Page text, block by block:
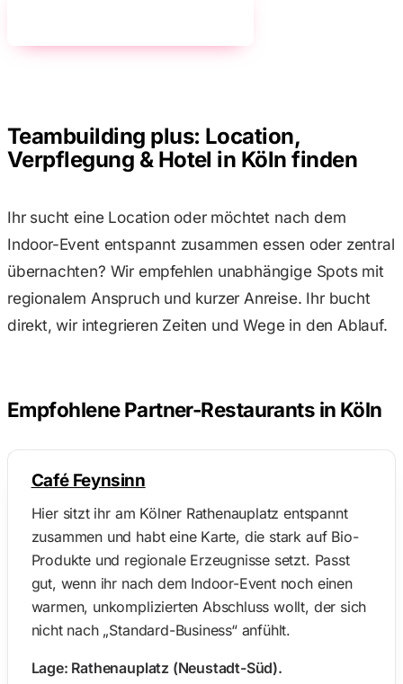
und für
Teambuilding plus: Location,
Verpflegung & Hotel in Köln finden
Ihr sucht eine Location oder möchtet nach dem
Indoor-Event entspannt zusammen essen oder zentral
übernachten? Wir empfehlen unabhängige Spots mit
regionalem Anspruch und kurzer Anreise. Ihr bucht
direkt, wir integrieren Zeiten und Wege in den Ablauf.
Empfohlene Partner-Restaurants in Köln
Café Feynsinn
Hier sitzt ihr am Kölner Rathenauplatz entspannt
zusammen und habt eine Karte, die stark auf Bio-
Produkte und regionale Erzeugnisse setzt. Passt
gut, wenn ihr nach dem Indoor-Event noch einen
warmen, unkomplizierten Abschluss wollt, der sich
nicht nach „Standard-Business“ anfühlt.
Lage: Rathenauplatz (Neustadt-Süd).